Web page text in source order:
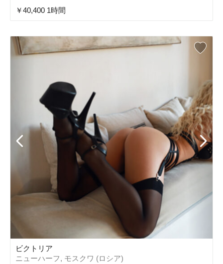
￥40,400 1時間
ビクトリア
ニューハーフ, モスクワ (ロシア)